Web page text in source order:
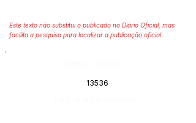
Este texto não substitui o publicado no Diário Oficial, mas
facilita a pesquisa para localizar a publicação oficial.
13536